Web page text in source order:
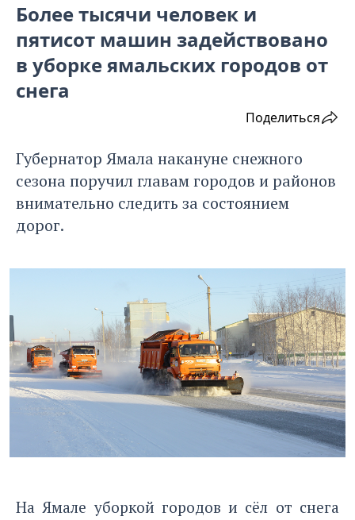
Более тысячи человек и
пятисот машин задействовано
в уборке ямальских городов от
снега
Поделиться
Губернатор Ямала накануне снежного
сезона поручил главам городов и районов
внимательно следить за состоянием
дорог.
На Ямале уборкой городов и сёл от снега